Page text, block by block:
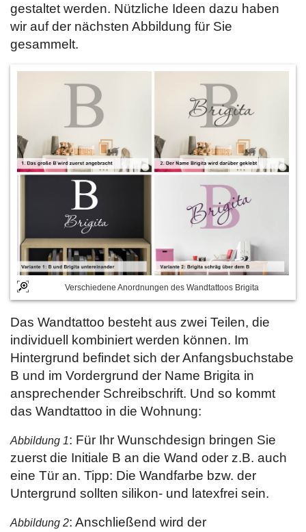
gestaltet werden. Nützliche Ideen dazu haben
wir auf der nächsten Abbildung für Sie
gesammelt.
Verschiedene Anordnungen des Wandtattoos Brigita
Das Wandtattoo besteht aus zwei Teilen, die
individuell kombiniert werden können. Im
Hintergrund befindet sich der Anfangsbuchstabe
B und im Vordergrund der Name Brigita in
ansprechender Schreibschrift. Und so kommt
das Wandtattoo in die Wohnung:
Abbildung 1: Für Ihr Wunschdesign bringen Sie
zuerst die Initiale B an die Wand oder z.B. auch
eine Tür an. Tipp: Die Wandfarbe bzw. der
Untergrund sollten silikon- und latexfrei sein.
Abbildung 2: Anschließend wird der